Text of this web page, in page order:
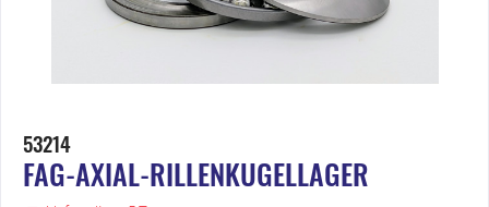
53214
FAG-AXIAL-RILLENKUGELLAGER